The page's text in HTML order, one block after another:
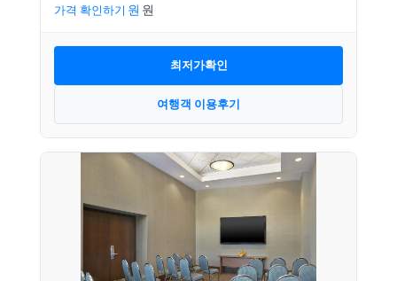
가격 확인하기
최저가확인
여행객 이용후기